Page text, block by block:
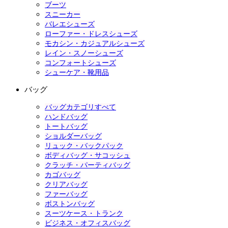
ブーツ
スニーカー
バレエシューズ
ローファー・ドレスシューズ
モカシン・カジュアルシューズ
レイン・スノーシューズ
コンフォートシューズ
シューケア・靴用品
バッグ
バッグカテゴリすべて
ハンドバッグ
トートバッグ
ショルダーバッグ
リュック・バックパック
ボディバッグ・サコッシュ
クラッチ・パーティバッグ
カゴバッグ
クリアバッグ
ファーバッグ
ボストンバッグ
スーツケース・トランク
ビジネス・オフィスバッグ